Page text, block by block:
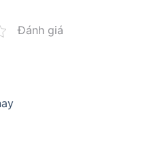
Đánh giá